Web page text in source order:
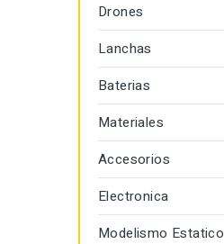
Drones
Lanchas
Baterias
Materiales
Accesorios
Electronica
Modelismo Estatico